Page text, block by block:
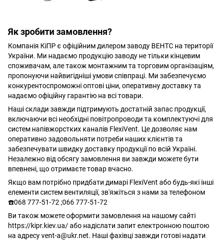
Як зробити замовлення?
Компанія КіПР є офіційним дилером заводу ВЕНТС на території
України. Ми надаємо продукцію заводу не тільки кінцевим
споживачам, але також монтажним та торговим організаціям,
пропонуючи найвигідніші умови співпраці. Ми забезпечуємо
конкурентоспроможні оптові ціни, оперативну доставку та
надаємо офіційну гарантію на всі товари.
Наші склади завжди підтримують достатній запас продукції,
включаючи всі необхідні повітропроводи та комплектуючі для
систем напівжорстких каналів FlexiVent. Це дозволяє нам
оперативно задовольняти потреби наших клієнтів та
забезпечувати швидку доставку продукції по всій Україні.
Незалежно від обсягу замовлення ви завжди можете бути
впевнені, що отримаєте товар вчасно.
Якщо вам потрібно придбати димарі FlexiVent або будь-які інші
елементи систем вентиляції, зв'яжіться з нами за телефоном
☎️068 777-51-72 ;066 777-51-72
Ви також можете оформити замовлення на нашому сайті
https://kipr.kiev.ua/ або надіслати запит електронною поштою
на адресуvent-a@ukr.net. Наші фахівці завжди готові надати